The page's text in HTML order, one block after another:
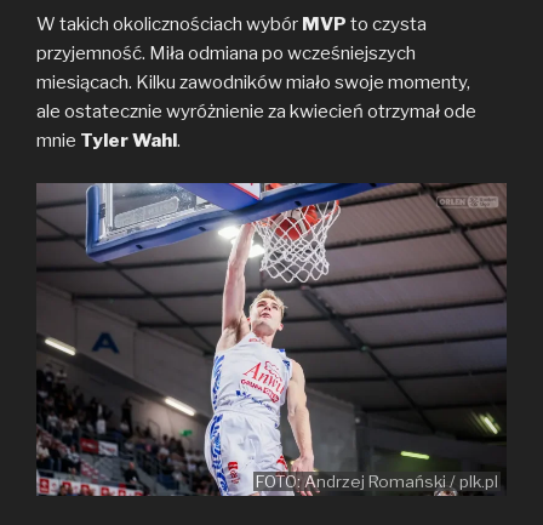
W takich okolicznościach wybór MVP to czysta
przyjemność. Miła odmiana po wcześniejszych
miesiącach. Kilku zawodników miało swoje momenty,
ale ostatecznie wyróżnienie za kwiecień otrzymał ode
mnie Tyler Wahl.
FOTO: Andrzej Romański / plk.pl